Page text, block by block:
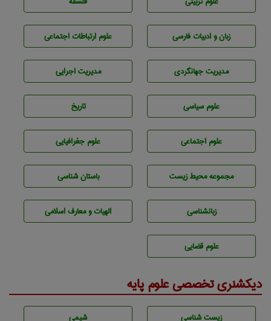
زبان و ادبيات فارسی علوم ارتباطات اجتماعی
مديريت جهانگردی مديريت اجرايی
علوم سياسی تاريخ
علوم اجتماعی علوم جغرافيايی
مجموعه محيط زيست باستان شناسی
زبانشناسی الهیات و معارف اسلامی
علوم قضایی
دیکشنری تخصصی علوم پایه
زيست شناسی شيمی